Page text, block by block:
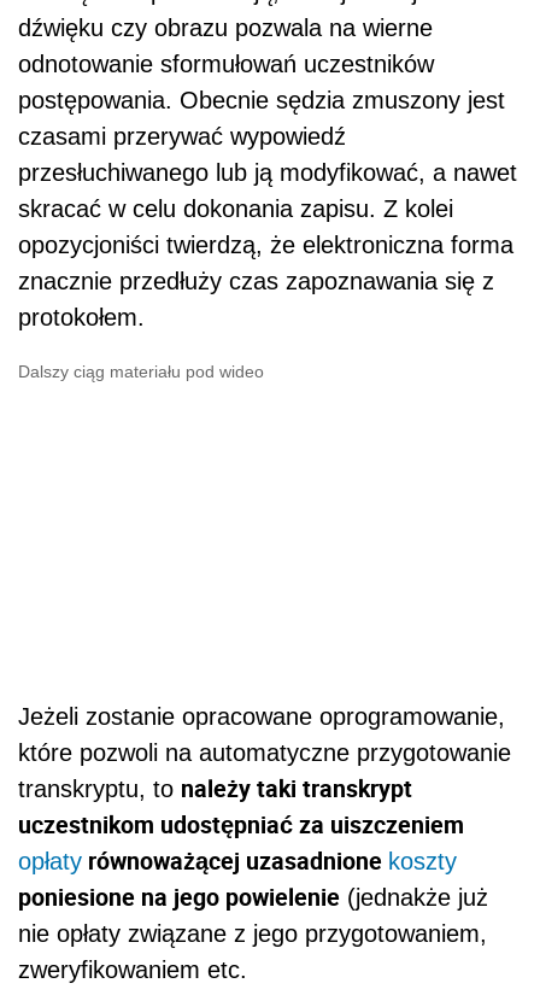
dźwięku czy obrazu pozwala na wierne
odnotowanie sformułowań uczestników
postępowania. Obecnie sędzia zmuszony jest
czasami przerywać wypowiedź
przesłuchiwanego lub ją modyfikować, a nawet
skracać w celu dokonania zapisu. Z kolei
opozycjoniści twierdzą, że elektroniczna forma
znacznie przedłuży czas zapoznawania się z
protokołem.
Dalszy ciąg materiału pod wideo
Jeżeli zostanie opracowane oprogramowanie,
które pozwoli na automatyczne przygotowanie
transkryptu, to należy taki transkrypt
uczestnikom udostępniać za uiszczeniem
opłaty równoważącej uzasadnione koszty
poniesione na jego powielenie (jednakże już
nie opłaty związane z jego przygotowaniem,
zweryfikowaniem etc.